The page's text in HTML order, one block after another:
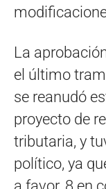
La
el último
se reanudó
proyecto de
tributaria, y
político, ya